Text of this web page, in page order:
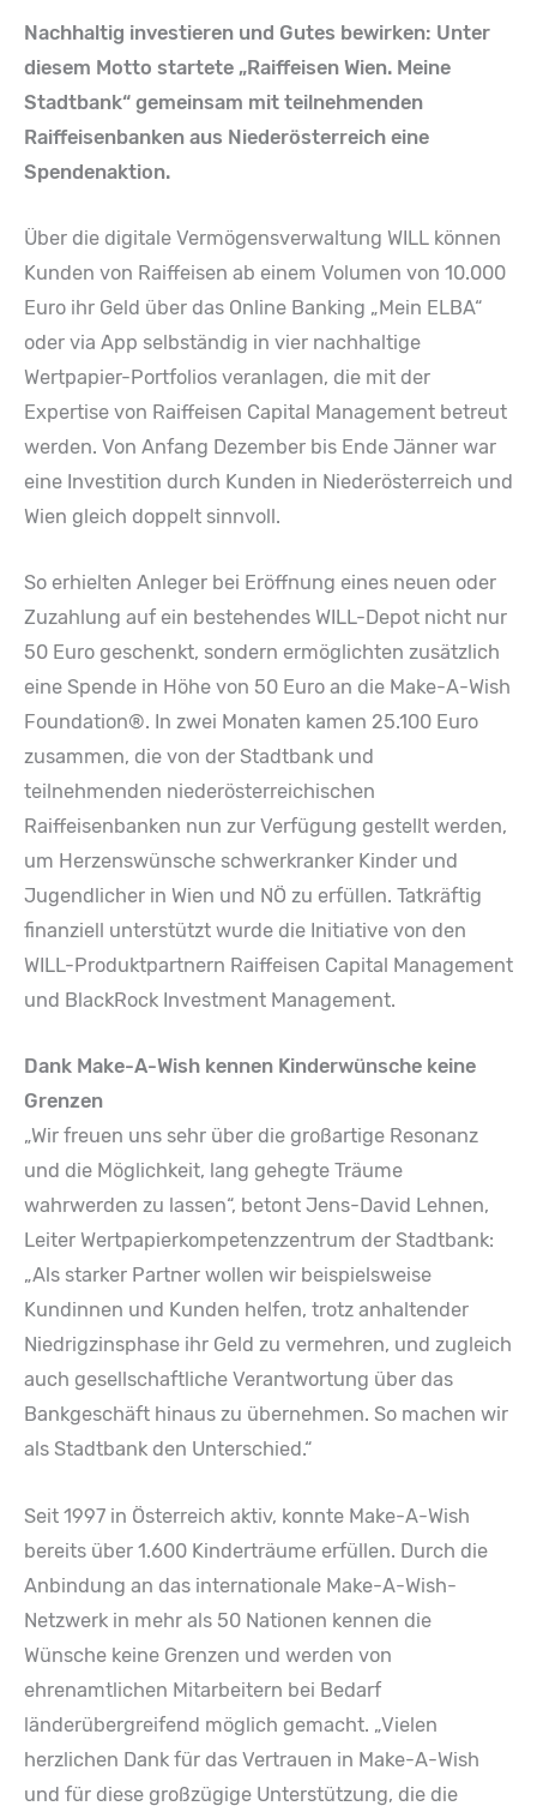
Nachhaltig investieren und Gutes bewirken: Unter
diesem Motto startete „Raiffeisen Wien. Meine
Stadtbank“ gemeinsam mit teilnehmenden
Raiffeisenbanken aus Niederösterreich eine
Spendenaktion.
Über die digitale Vermögensverwaltung WILL können
Kunden von Raiffeisen ab einem Volumen von 10.000
Euro ihr Geld über das Online Banking „Mein ELBA“
oder via App selbständig in vier nachhaltige
Wertpapier-Portfolios veranlagen, die mit der
Expertise von Raiffeisen Capital Management betreut
werden. Von Anfang Dezember bis Ende Jänner war
eine Investition durch Kunden in Niederösterreich und
Wien gleich doppelt sinnvoll.
So erhielten Anleger bei Eröffnung eines neuen oder
Zuzahlung auf ein bestehendes WILL-Depot nicht nur
50 Euro geschenkt, sondern ermöglichten zusätzlich
eine Spende in Höhe von 50 Euro an die Make-A-Wish
Foundation®. In zwei Monaten kamen 25.100 Euro
zusammen, die von der Stadtbank und
teilnehmenden niederösterreichischen
Raiffeisenbanken nun zur Verfügung gestellt werden,
um Herzenswünsche schwerkranker Kinder und
Jugendlicher in Wien und NÖ zu erfüllen. Tatkräftig
finanziell unterstützt wurde die Initiative von den
WILL-Produktpartnern Raiffeisen Capital Management
und BlackRock Investment Management.
Dank Make-A-Wish kennen Kinderwünsche keine
Grenzen
„Wir freuen uns sehr über die großartige Resonanz
und die Möglichkeit, lang gehegte Träume
wahrwerden zu lassen“, betont Jens-David Lehnen,
Leiter Wertpapierkompetenzzentrum der Stadtbank:
„Als starker Partner wollen wir beispielsweise
Kundinnen und Kunden helfen, trotz anhaltender
Niedrigzinsphase ihr Geld zu vermehren, und zugleich
auch gesellschaftliche Verantwortung über das
Bankgeschäft hinaus zu übernehmen. So machen wir
als Stadtbank den Unterschied.“
Seit 1997 in Österreich aktiv, konnte Make-A-Wish
bereits über 1.600 Kinderträume erfüllen. Durch die
Anbindung an das internationale Make-A-Wish-
Netzwerk in mehr als 50 Nationen kennen die
Wünsche keine Grenzen und werden von
ehrenamtlichen Mitarbeitern bei Bedarf
länderübergreifend möglich gemacht. „Vielen
herzlichen Dank für das Vertrauen in Make-A-Wish
und für diese großzügige Unterstützung, die die